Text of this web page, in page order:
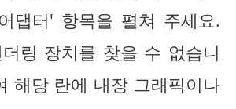
댑터' 항목을 펼쳐 주세요.
링 장치를 찾을 수 없습니
해당 란에 내장 그래픽이나